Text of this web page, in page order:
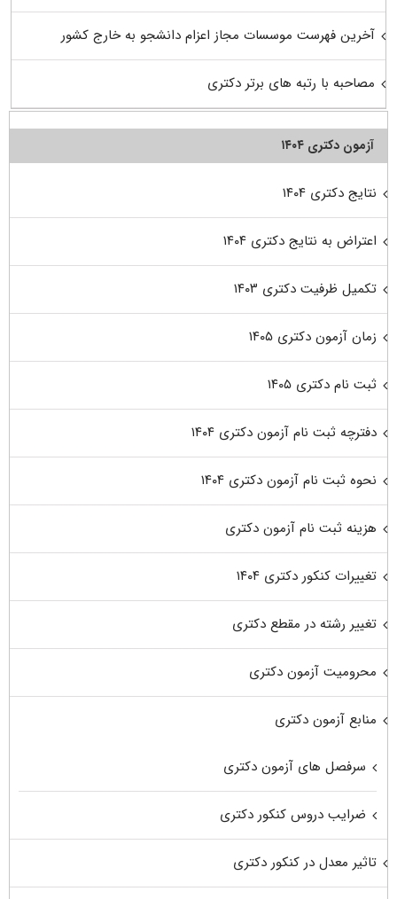
آخرین فهرست موسسات مجاز اعزام دانشجو به خارج کشور
مصاحبه با رتبه های برتر دکتری
آزمون دکتری ۱۴۰۴
نتایج دکتری ۱۴۰۴
اعتراض به نتایج دکتری ۱۴۰۴
تکمیل ظرفیت دکتری ۱۴۰۳
زمان آزمون دکتری ۱۴۰۵
ثبت نام دکتری ۱۴۰۵
دفترچه ثبت نام آزمون دکتری ۱۴۰۴
نحوه ثبت نام آزمون دکتری ۱۴۰۴
هزینه ثبت نام آزمون دکتری
تغییرات کنکور دکتری ۱۴۰۴
تغییر رشته در مقطع دکتری
محرومیت آزمون دکتری
منابع آزمون دکتری
سرفصل های آزمون دکتری
ضرایب دروس کنکور دکتری
تاثیر معدل در کنکور دکتری